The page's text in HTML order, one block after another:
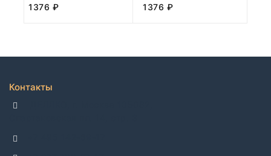
1376 ₽
1376 ₽
Контакты